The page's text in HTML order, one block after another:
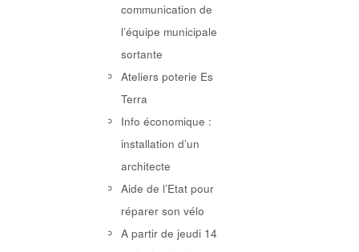
communication de
l’équipe municipale
sortante
Ateliers poterie Es
Terra
Info économique :
installation d’un
architecte
Aide de l’Etat pour
réparer son vélo
A partir de jeudi 14